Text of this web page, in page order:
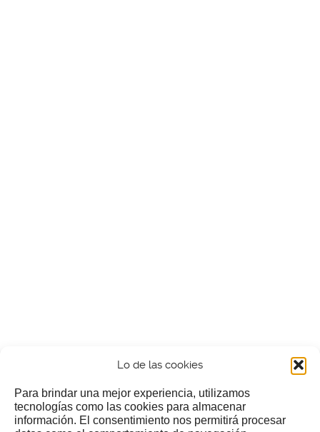
Lo de las cookies
Para brindar una mejor experiencia, utilizamos
tecnologías como las cookies para almacenar
información. El consentimiento nos permitirá procesar